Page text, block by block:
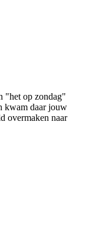
"het op zondag"
kwam daar jouw
overmaken naar